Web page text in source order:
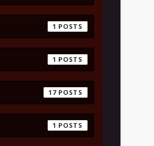
1
1
17
1